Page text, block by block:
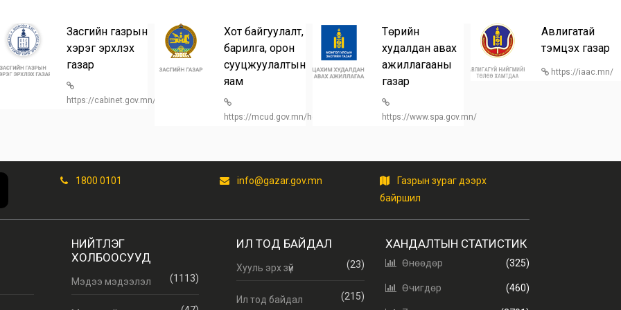
Засгийн газрын
хэрэг эрхлэх
газар
https://cabinet.gov.mn/
Хот байгуулалт,
барилга, орон
сууцжуулалтын
яам
https://mcud.gov.mn/home
Төрийн
худалдан авах
ажиллагааны
газар
https://www.spa.gov.mn/
Авлигатай
тэмцэх газар
https://iaac.mn/
1800 0101 info@gazar.gov.mn
Газрын зураг дээрх
байршил
НИЙТЛЭГ
ХОЛБООСУУД
Мэдээ мэдээлэл (1113)
ИЛ ТОД БАЙДАЛ
Хууль эрх зүй (23)
Ил тод байдал (215)
ХАНДАЛТЫН СТАТИСТИК
Өнөөдөр (325)
Өчигдөр (460)